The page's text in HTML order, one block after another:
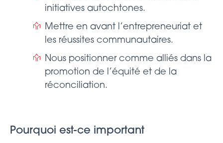
initiatives autochtones.
Mettre en avant l’entrepreneuriat et
les réussites communautaires.
Nous positionner comme alliés dans la
promotion de l’équité et de la
réconciliation.
Pourquoi est-ce important